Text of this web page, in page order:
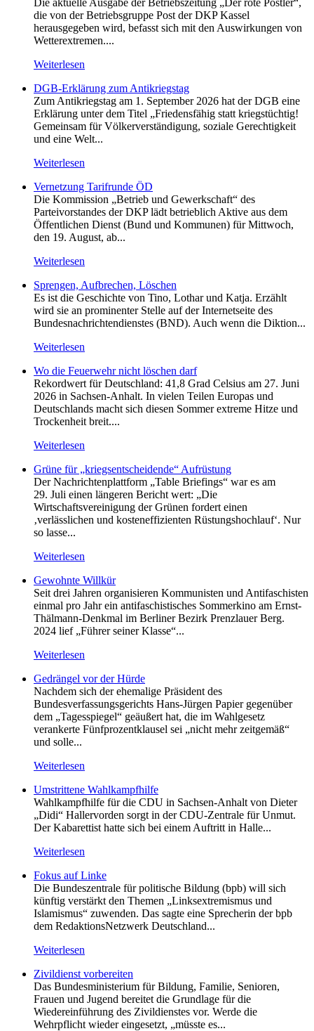
die von der Betriebsgruppe Post der DKP Kassel
herausgegeben wird, befasst sich mit den Auswirkungen von
Wetterextremen....
Weiterlesen
DGB-Erklärung zum Antikriegstag
Zum Antikriegstag am 1. September 2026 hat der DGB eine
Erklärung unter dem Titel „Friedensfähig statt kriegstüchtig!
Gemeinsam für Völkerverständigung, soziale Gerechtigkeit
und eine Welt...
Weiterlesen
Vernetzung Tarifrunde ÖD
Die Kommission „Betrieb und Gewerkschaft“ des
Parteivorstandes der DKP lädt betrieblich Aktive aus dem
Öffentlichen Dienst (Bund und Kommunen) für Mittwoch,
den 19. August, ab...
Weiterlesen
Sprengen, Aufbrechen, Löschen
Es ist die Geschichte von Tino, Lothar und Katja. Erzählt
wird sie an prominenter Stelle auf der Internetseite des
Bundesnachrichtendienstes (BND). Auch wenn die Diktion...
Weiterlesen
Wo die Feuerwehr nicht löschen darf
Rekordwert für Deutschland: 41,8 Grad Celsius am 27. Juni
2026 in Sachsen-Anhalt. In vielen Teilen Europas und
Deutschlands macht sich diesen Sommer extreme Hitze und
Trockenheit breit....
Weiterlesen
Grüne für „kriegsentscheidende“ Aufrüstung
Der Nachrichtenplattform „Table Briefings“ war es am
29. Juli einen längeren Bericht wert: „Die
Wirtschaftsvereinigung der Grünen fordert einen
‚verlässlichen und kosteneffizienten Rüstungshochlauf‘. Nur
so lasse...
Weiterlesen
Gewohnte Willkür
Seit drei Jahren organisieren Kommunisten und Antifaschisten
einmal pro Jahr ein antifaschistisches Sommerkino am Ernst-
Thälmann-Denkmal im Berliner Bezirk Prenzlauer Berg.
2024 lief „Führer seiner Klasse“...
Weiterlesen
Gedrängel vor der Hürde
Nachdem sich der ehemalige Präsident des
Bundesverfassungsgerichts Hans-Jürgen Papier gegenüber
dem „Tagesspiegel“ geäußert hat, die im Wahlgesetz
verankerte Fünfprozentklausel sei „nicht mehr zeitgemäß“
und solle...
Weiterlesen
Umstrittene Wahlkampfhilfe
Wahlkampfhilfe für die CDU in Sachsen-Anhalt von Dieter
„Didi“ Hallervorden sorgt in der CDU-Zentrale für Unmut.
Der Kabarettist hatte sich bei einem Auftritt in Halle...
Weiterlesen
Fokus auf Linke
Die Bundeszentrale für politische Bildung (bpb) will sich
künftig verstärkt den Themen „Linksextremismus und
Islamismus“ zuwenden. Das sagte eine Sprecherin der bpb
dem RedaktionsNetzwerk Deutschland...
Weiterlesen
Zivildienst vorbereiten
Das Bundesministerium für Bildung, Familie, Senioren,
Frauen und Jugend bereitet die Grundlage für die
Wiedereinführung des Zivildienstes vor. Werde die
Wehrpflicht wieder eingesetzt, „müsste es...